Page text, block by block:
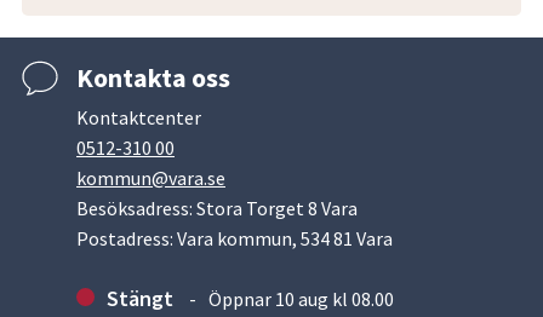
Kontakta oss
Kontaktcenter
0512-310 00
kommun@vara.se
Besöksadress: Stora Torget 8 Vara
Postadress: Vara kommun, 534 81 Vara
Stängt Öppnar 10 aug kl 08.00